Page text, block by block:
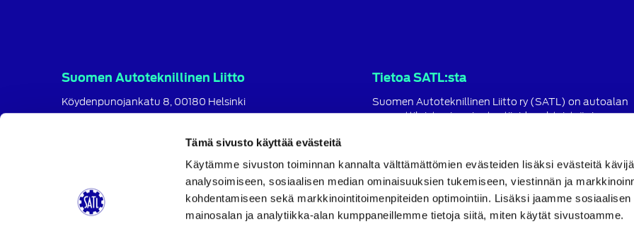
Tämä sivusto käyttää evästeitä
Käytämme sivuston toiminnan kannalta välttämättömien evästeiden lisäksi evästeitä
analysoimiseen, sosiaalisen median ominaisuuksien tukemiseen, viestinnän ja
kohdentamiseen sekä markkinointitoimenpiteiden optimointiin. Lisäksi jaamme sosiaalisen
mainosalan ja analytiikka-alan kumppaneillemme tietoja siitä, miten käytät sivustoamme.
Suomen Autoteknillinen Liitto
Köydenpunojankatu 8, 00180 Helsinki
SATL
SATL
Tietoa SATL:sta
Suomen Autoteknillinen Liitto ry (SATL) on autoalan
ammattilaisten ja asiantuntijoiden yhteistyö- ja
tavoitteena on ylläpitää ja kehittää koko autoalan
ja ammattitaitoa.
Lue lisää